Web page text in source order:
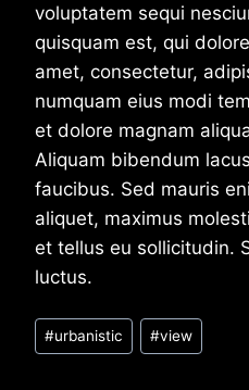
voluptatem sequi
quisquam est, qui
amet, consectetur,
numquam eius modi
et dolore magnam
Aliquam bibendum
faucibus. Sed mauris
aliquet, maximus
et tellus eu sollicitudin.
luctus.
Post
Tags:
#urbanistic #view